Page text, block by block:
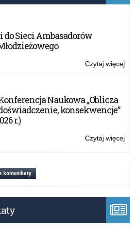
Sieci Ambasadorów
Czytaj więcej
Naukowa „Oblicza
konsekwencje”
r.)
Czytaj więcej
komunikaty